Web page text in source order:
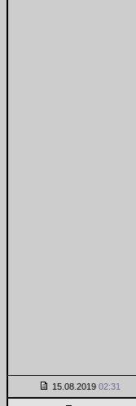
15.08.2019 02:31